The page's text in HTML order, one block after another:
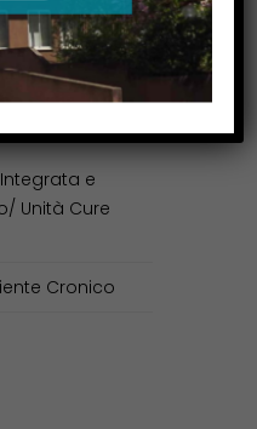
e
Unità Cure
Cronico